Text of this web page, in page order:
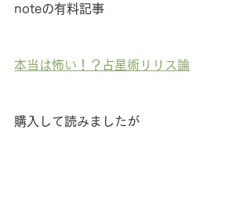
noteの有料記事
本当は怖い！？占星術リリス論
購入して読みましたが